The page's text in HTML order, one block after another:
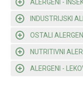
ALERGENI -
INDUSTRIJSKI
OSTALI ALERGENI
NUTRITIVNI
ALERGENI -